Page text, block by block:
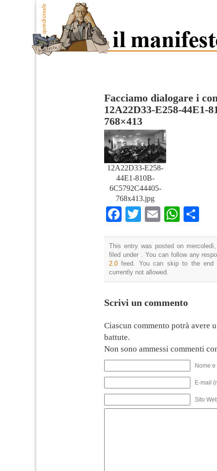
Facciamo dialogare i
12A22D33-E258-44E1-
768×413
12A22D33-E258-
44E1-810B-
6C5792C44405-
768x413.jpg
Facebook
TwitterEmail
This entry was posted on
filed under . You can follow any
2.0 feed. You can skip to the end
currently not allowed.
Scrivi un commento
Ciascun commento potrà avere
battute.
Non sono ammessi commenti
Nome
E-mail
Sito